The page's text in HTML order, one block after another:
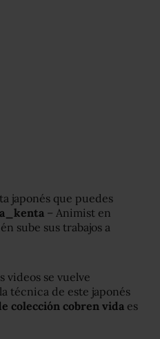
japonés que puedes
– Animist en
sube sus trabajos a
videos se vuelve
técnica de este japonés
colección cobren vida es